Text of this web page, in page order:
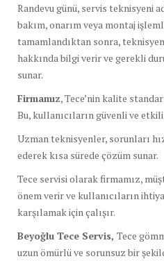
Randevu günü, servis teknisyeni
bakım, onarım veya montaj
tamamlandıktan sonra,
hakkında bilgi verir ve gerekli
sunar.
Firmamız, Tece’nin kalite
Bu, kullanıcıların güvenli ve
Uzman teknisyenler, sorunları
ederek kısa sürede çözüm sunar.
Tece servisi olarak firmamız,
önem verir ve kullanıcıların
karşılamak için çalışır.
Beyoğlu Tece Servis, Tece
uzun ömürlü ve sorunsuz bir